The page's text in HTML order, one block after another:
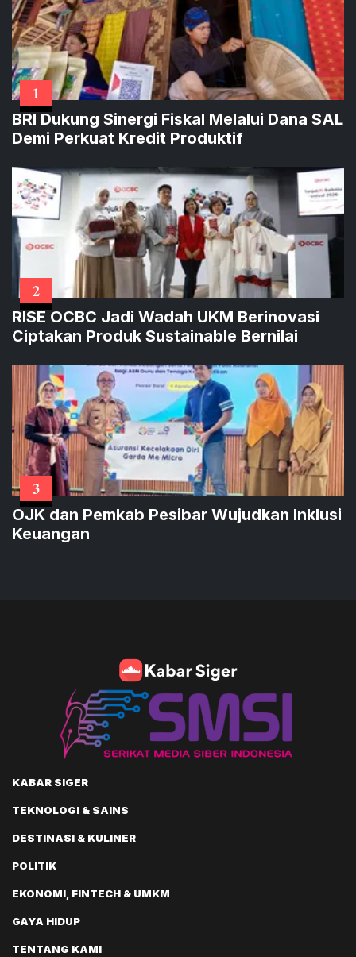
1
BRI Dukung Sinergi Fiskal Melalui Dana SAL
Demi Perkuat Kredit Produktif
2
RISE OCBC Jadi Wadah UKM Berinovasi
Ciptakan Produk Sustainable Bernilai
3
OJK dan Pemkab Pesibar Wujudkan Inklusi
Keuangan
KABAR SIGER
TEKNOLOGI & SAINS
DESTINASI & KULINER
POLITIK
EKONOMI, FINTECH & UMKM
GAYA HIDUP
TENTANG KAMI